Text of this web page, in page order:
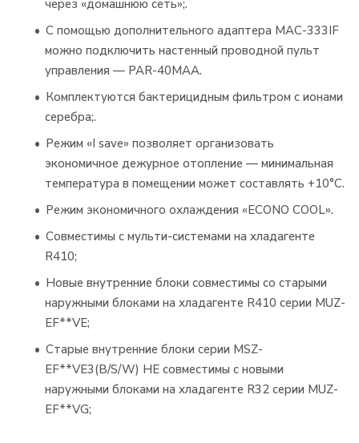
через «домашнюю сеть»;.
С помощью дополнительного адаптера MAC-333IF
можно подключить настенный проводной пульт
управления — PAR-40MAA.
Комплектуются бактерицидным фильтром с ионами
серебра;.
Режим «I save» позволяет организовать
экономичное дежурное отопление — минимальная
температура в помещении может составлять +10°С.
Режим экономичного охлаждения «ECONO COOL».
Совместимы с мульти-системами на хладагенте
R410;
Новые внутренние блоки совместимы со старыми
наружными блоками на хладагенте R410 серии MUZ-
EF**VE;
Старые внутренние блоки серии MSZ-
EF**VE3(B/S/W) НЕ совместимы с новыми
наружными блоками на хладагенте R32 серии MUZ-
EF**VG;